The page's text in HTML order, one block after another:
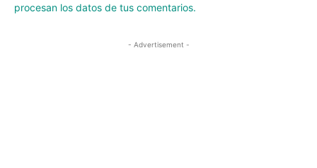
procesan los datos de tus comentarios.
- Advertisement -